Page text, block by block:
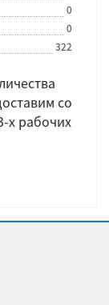
0
0
322
со
х рабочих